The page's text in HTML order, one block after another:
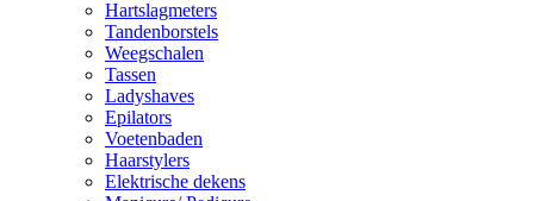
Hartslagmeters
Tandenborstels
Weegschalen
Tassen
Ladyshaves
Epilators
Voetenbaden
Haarstylers
Elektrische dekens